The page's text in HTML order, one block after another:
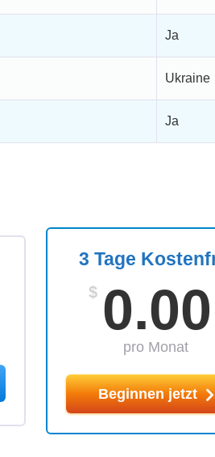
Ja
Ukraine
Ja
3 Tage
$ 0.00
pro Monat
Beginnen jetzt